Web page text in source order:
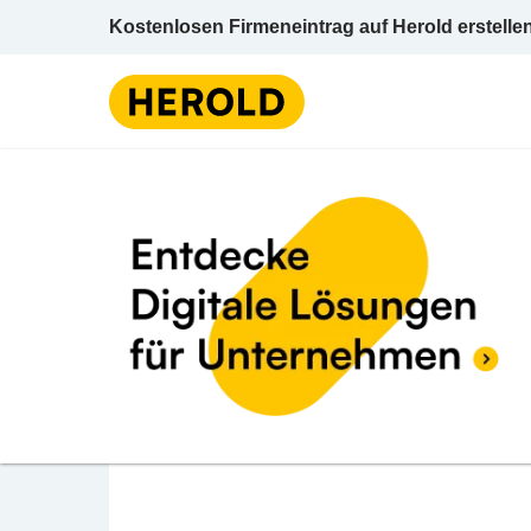
Kostenlosen Firmeneintrag auf Herold
Yachtcharter
BEWERTUNG ABGEBEN
YACHTMISSION
Scharndorferweg 5/1 2404 Petronell-
Yachtcharter